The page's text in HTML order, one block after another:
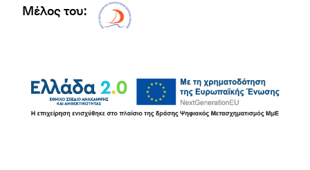
Μέλος του: